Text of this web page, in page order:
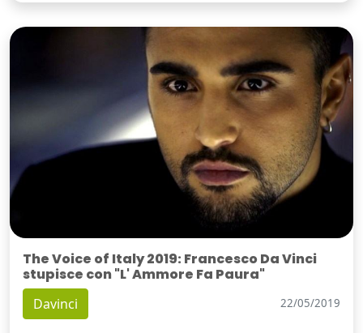
The Voice of Italy 2019: Francesco Da Vinci
stupisce con "L' Ammore Fa Paura"
Davinci 22/05/2019